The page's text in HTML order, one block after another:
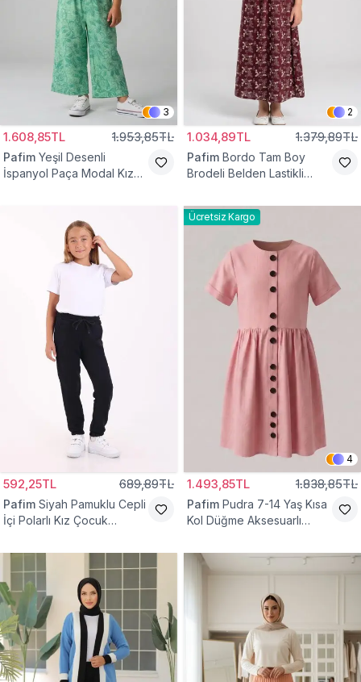
3
1.608,85TL 1.953,85TL
Pafim Yeşil Desenli
İspanyol Paça Modal Kız
2
1.034,89TL 1.379,89TL
Pafim Bordo Tam Boy
Brodeli Belden Lastikli
592,25TL 689,89TL
Pafim Siyah Pamuklu Cepli
İçi Polarlı Kız Çocuk
Ücretsiz Kargo
4
1.493,85TL 1.838,85TL
Pafim Pudra 7-14 Yaş Kısa
Kol Düğme Aksesuarlı